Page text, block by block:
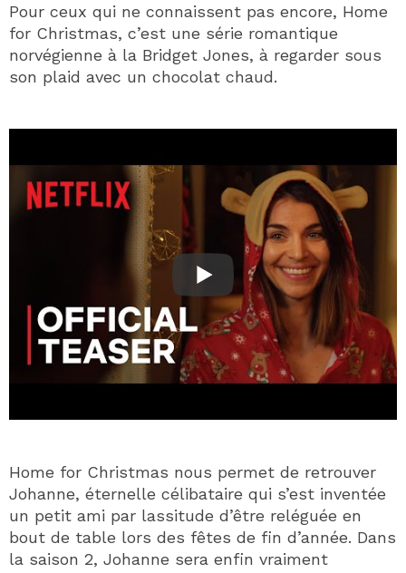
Pour ceux qui ne connaissent pas encore, Home
for Christmas, c’est une série romantique
norvégienne à la Bridget Jones, à regarder sous
son plaid avec un chocolat chaud.
Home for Christmas nous permet de retrouver
Johanne, éternelle célibataire qui s’est inventée
un petit ami par lassitude d’être reléguée en
bout de table lors des fêtes de fin d’année. Dans
la saison 2, Johanne sera enfin vraiment